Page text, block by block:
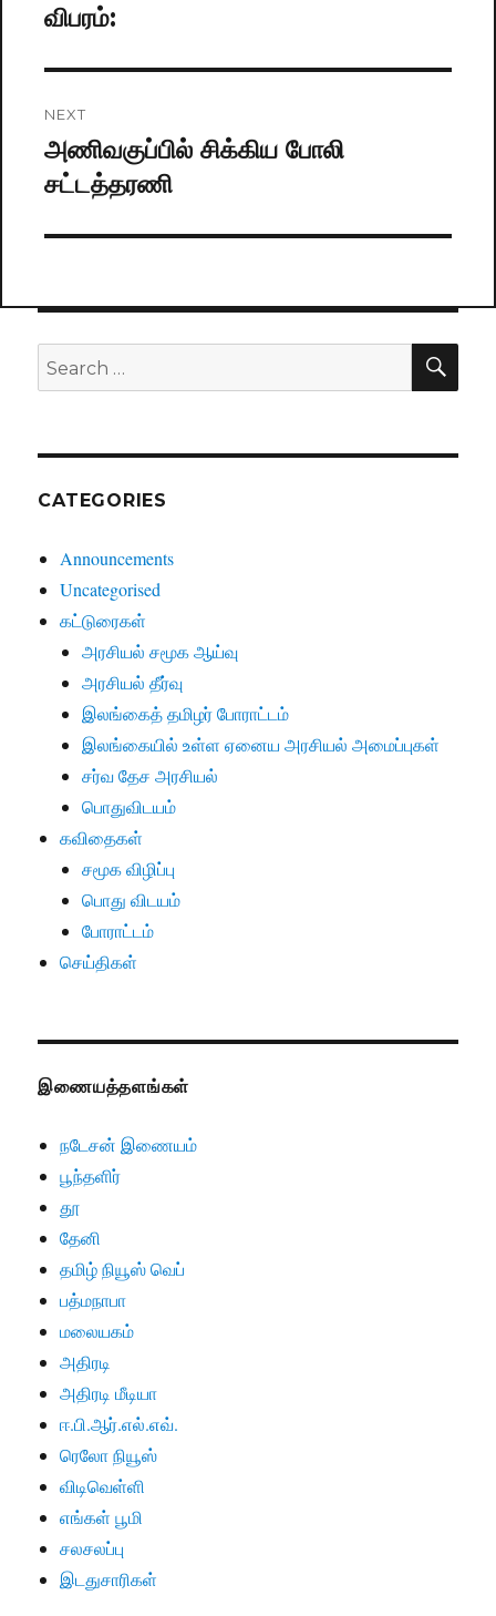
விபரம்:
NEXT
Next
post:
அணிவகுப்பில் சிக்கிய போலி
சட்டத்தரணி
Search
for:
CATEGORIES
Announcements
Uncategorised
கட்டுரைகள்
அரசியல் சமூக ஆய்வு
அரசியல் தீர்வு
இலங்கைத் தமிழர் போராட்டம்
இலங்கையில் உள்ள ஏனைய அரசியல் அமைப்புகள்
சர்வ தேச அரசியல்
பொதுவிடயம்
கவிதைகள்
சமூக விழிப்பு
பொது விடயம்
போராட்டம்
செய்திகள்
இணையத்தளங்கள்
நடேசன் இணையம்
பூந்தளிர்
தூ
தேனி
தமிழ் நியூஸ் வெப்
பத்மநாபா
மலையகம்
அதிரடி
அதிரடி மீடியா
ஈ.பி.ஆர்.எல்.எவ்.
ரெலோ நியூஸ்
விடிவெள்ளி
எங்கள் பூமி
சலசலப்பு
இடதுசாரிகள்